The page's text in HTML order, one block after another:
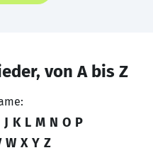
von A bis Z
J K L M N O P
W X Y Z